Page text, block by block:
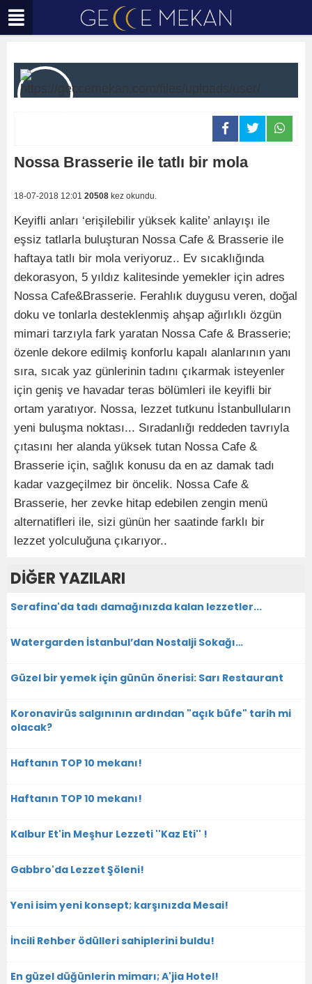
Nossa Brasserie ile tatlı bir mola
18-07-2018 12:01 20508 kez okundu.
Keyifli anları ‘erişilebilir yüksek kalite’ anlayışı ile
eşsiz tatlarla buluşturan Nossa Cafe & Brasserie ile
haftaya tatlı bir mola veriyoruz.. Ev sıcaklığında
dekorasyon, 5 yıldız kalitesinde yemekler için adres
Nossa Cafe&Brasserie. Ferahlık duygusu veren, doğal
doku ve tonlarla desteklenmiş ahşap ağırlıklı özgün
mimari tarzıyla fark yaratan Nossa Cafe & Brasserie;
özenle dekore edilmiş konforlu kapalı alanlarının yanı
sıra, sıcak yaz günlerinin tadını çıkarmak isteyenler
için geniş ve havadar teras bölümleri ile keyifli bir
ortam yaratıyor. Nossa, lezzet tutkunu İstanbulluların
yeni buluşma noktası... Sıradanlığı reddeden tavrıyla
çıtasını her alanda yüksek tutan Nossa Cafe &
Brasserie için, sağlık konusu da en az damak tadı
kadar vazgeçilmez bir öncelik. Nossa Cafe &
Brasserie, her zevke hitap edebilen zengin menü
alternatifleri ile, sizi günün her saatinde farklı bir
lezzet yolculuğuna çıkarıyor..
DİĞER YAZILARI
Serafina'da tadı damağınızda kalan lezzetler...
Watergarden İstanbul’dan Nostalji Sokağı…
Güzel bir yemek için günün önerisi: Sarı Restaurant
Koronavirüs salgınının ardından "açık büfe" tarih mi
olacak?
Haftanın TOP 10 mekanı!
Haftanın TOP 10 mekanı!
Kalbur Et'in Meşhur Lezzeti ''Kaz Eti'' !
Gabbro'da Lezzet Şöleni!
Yeni isim yeni konsept; karşınızda Mesai!
İncili Rehber ödülleri sahiplerini buldu!
En güzel düğünlerin mimarı; A'jia Hotel!